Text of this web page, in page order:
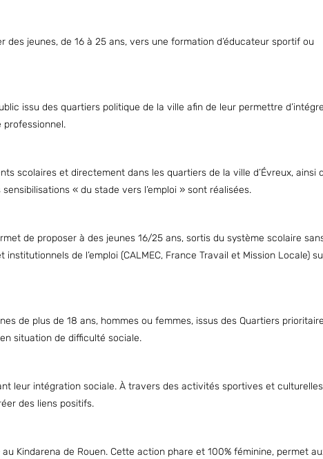
des jeunes, de 16 à 25 ans, vers une formation d’éducateur sportif ou
issu des quartiers politique de la ville afin de leur permettre
professionnel.
scolaires et directement dans les quartiers de la ville d’Évreux, ainsi
« du stade vers l’emploi » sont réalisées.
de proposer à des jeunes 16/25 ans, sortis du système scolaire
de l’emploi (CALMEC, France Travail et Mission Locale)
de plus de 18 ans, hommes ou femmes, issus des Quartiers
situation de difficulté sociale.
leur intégration sociale. À travers des activités sportives et
des liens positifs.
Kindarena de Rouen. Cette action phare et 100% féminine, permet